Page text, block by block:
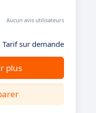
Aucun avis utilisateurs
Tarif sur demande
plus